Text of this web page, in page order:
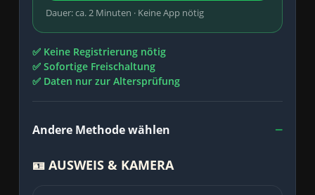
Dauer: ca. 2 Minuten · Keine App nötig
✅ Keine Registrierung nötig
✅ Sofortige Freischaltung
✅ Daten nur zur Altersprüfung
Andere Methode wählen
🪪 AUSWEIS & KAMERA